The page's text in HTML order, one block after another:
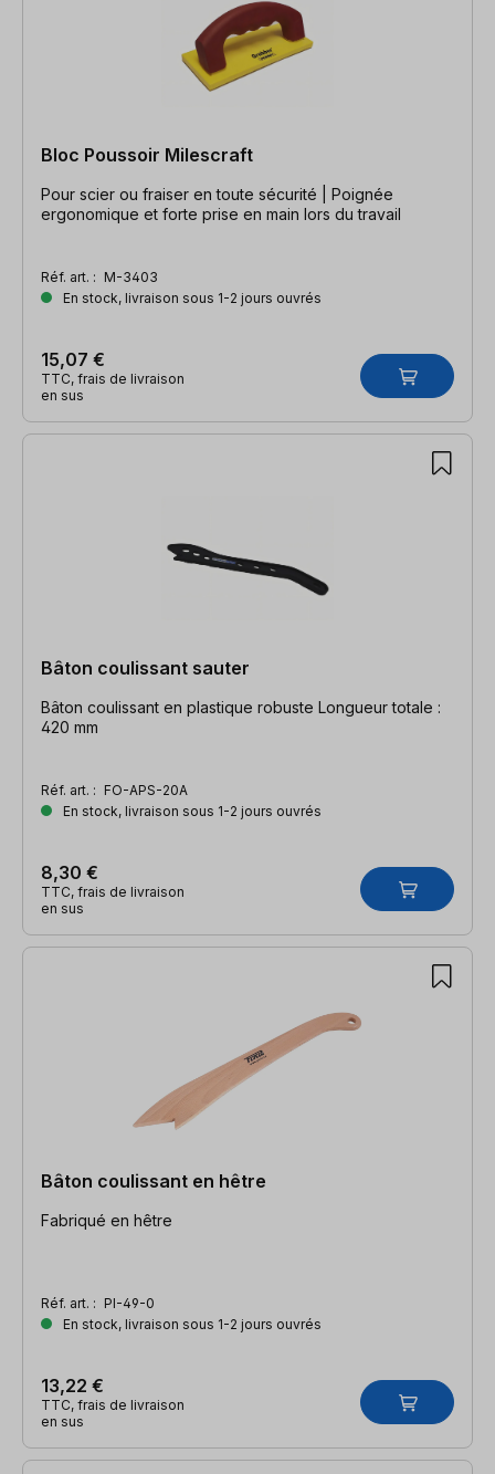
Bloc Poussoir Milescraft
Pour scier ou fraiser en toute sécurité | Poignée
ergonomique et forte prise en main lors du travail
Réf. art. : M-3403
En stock, livraison sous 1-2 jours ouvrés
15,07 €
TTC, frais de livraison
en sus
Bâton coulissant sauter
Bâton coulissant en plastique robuste Longueur totale :
420 mm
Réf. art. : FO-APS-20A
En stock, livraison sous 1-2 jours ouvrés
8,30 €
TTC, frais de livraison
en sus
Bâton coulissant en hêtre
Fabriqué en hêtre
Réf. art. : PI-49-0
En stock, livraison sous 1-2 jours ouvrés
13,22 €
TTC, frais de livraison
en sus